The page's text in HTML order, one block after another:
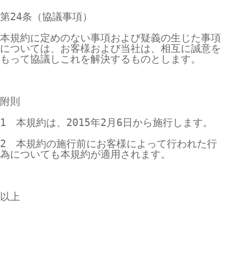
第24条（協議事項）
本規約に定めのない事項および疑義の生じた事項
については、お客様および当社は、相互に誠意を
もって協議しこれを解決するものとします。
附則
1　本規約は、2015年2月6日から施行します。
2　本規約の施行前にお客様によって行われた行
為についても本規約が適用されます。
以上